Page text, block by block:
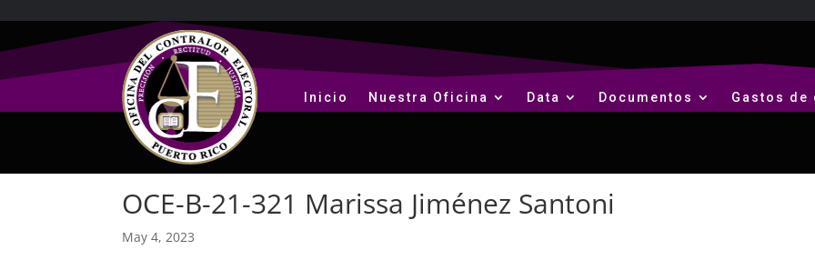
Inicio Nuestra Oficina Data Documentos Gastos
OCE-B-21-321 Marissa Jiménez Santoni
May 4, 2023